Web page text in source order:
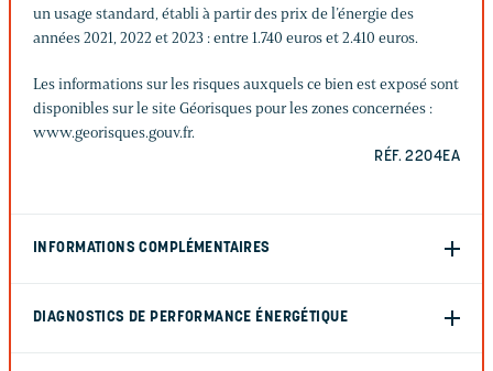
un usage standard, établi à partir des prix de l’énergie des
années 2021, 2022 et 2023 : entre 1.740 euros et 2.410 euros.
Les informations sur les risques auxquels ce bien est exposé sont
disponibles sur le site Géorisques pour les zones concernées :
www.georisques.gouv.fr.
RÉF. 2204EA
INFORMATIONS COMPLÉMENTAIRES
DIAGNOSTICS DE PERFORMANCE ÉNERGÉTIQUE